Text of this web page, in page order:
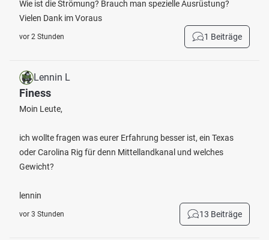
Wie ist die Strömung? Brauch man spezielle Ausrüstung?
Vielen Dank im Voraus
vor 2 Stunden 1 Beiträge
Lennin L
Finess
Moin Leute,
ich wollte fragen was eurer Erfahrung besser ist, ein Texas
oder Carolina Rig für denn Mittellandkanal und welches
Gewicht?
lennin
vor 3 Stunden 13 Beiträge